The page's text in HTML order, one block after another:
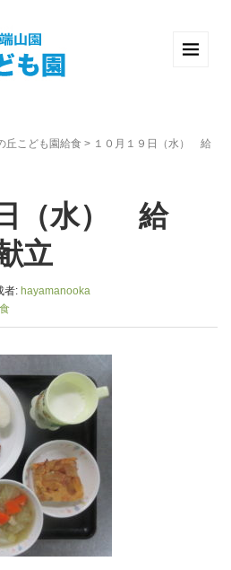
丘こども園給食 > １０月１９日（水） 給
（水） 給
立
者: hayamanooka